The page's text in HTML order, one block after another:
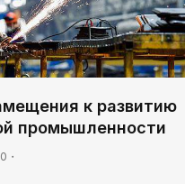
к развитию
промышленности